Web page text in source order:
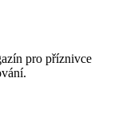
pro příznivce